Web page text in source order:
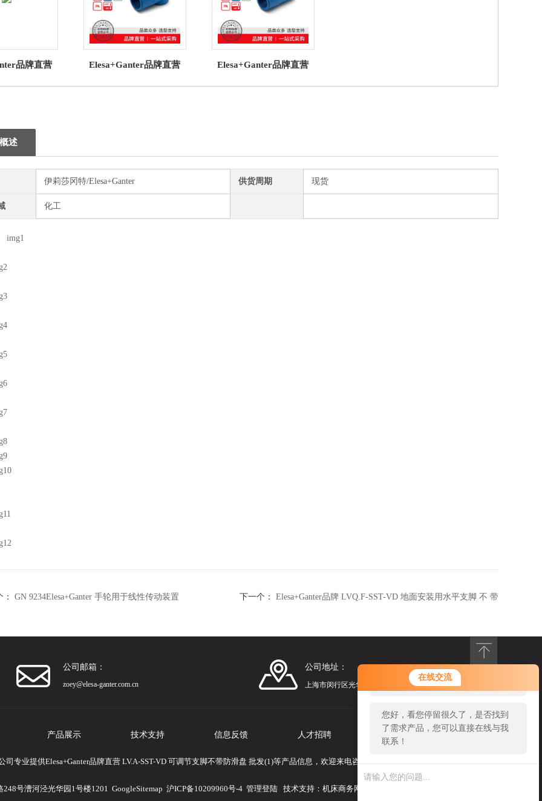
在线交流
您好！欢迎前来咨询，很高兴为您
服务，请问您要咨询什么问题呢？
您好，看您停留很久了，是否找到
了需求产品，您可以直接在线与我
联系！
品牌直营
钥匙批发
Elesa+Ganter品牌直营
高科技聚合体批发
Elesa+Ganter品牌直营
接夹 高科技 聚合体
述
伊莉莎冈特/Elesa+Ganter 供货周期 现货
化工
GN 9234Elesa+Ganter 手轮用于线性传动装置 下一个：
Elesa+Ganter品牌 LVQ.F-SST-VD 地面安装用水平支脚 不 带
公司邮箱：
zoey@elesa-ganter.com.cn
公司地址：
上海市闵行区光华路248号漕河泾光华园1号楼1201
产品展示 技术支持 信息反馈 人才招聘 联系我们
专业提供Elesa+Ganter品牌直营 LV.A-SST-VD 可调节支脚不带防滑盘 批发(1)等产品信息，欢迎来电咨询！
号漕河泾光华园1号楼1201 GoogleSitemap 沪ICP备10209960号-4 管理登陆 技术支持： 机床商务网